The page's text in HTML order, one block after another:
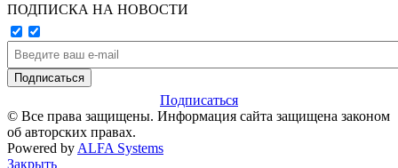
ПОДПИСКА НА НОВОСТИ
Подписаться
© Все права защищены. Информация сайта защищена законом
об авторских правах.
Powered by ALFA Systems
Закрыть